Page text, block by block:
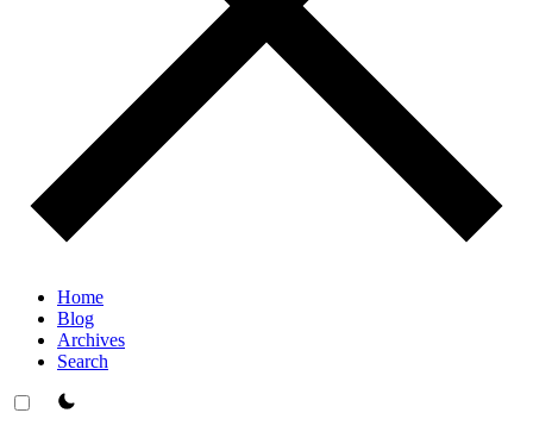
Home
Blog
Archives
Search
theme switcher